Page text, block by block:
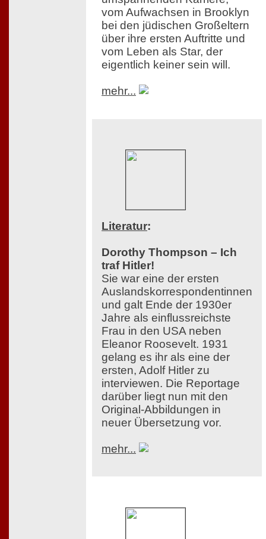
vom Aufwachsen in Brooklyn
bei den jüdischen Großeltern
über ihre ersten Auftritte und
vom Leben als Star, der
eigentlich keiner sein will.
mehr...
Literatur:
Dorothy Thompson – Ich
traf Hitler!
Sie war eine der ersten
Auslandskorrespondentinnen
und galt Ende der 1930er
Jahre als einflussreichste
Frau in den USA neben
Eleanor Roosevelt. 1931
gelang es ihr als eine der
ersten, Adolf Hitler zu
interviewen. Die Reportage
darüber liegt nun mit den
Original-Abbildungen in
neuer Übersetzung vor.
mehr...